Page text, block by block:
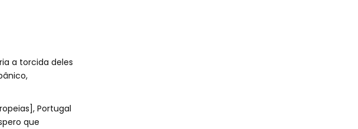
a torcida deles
Portugal
que